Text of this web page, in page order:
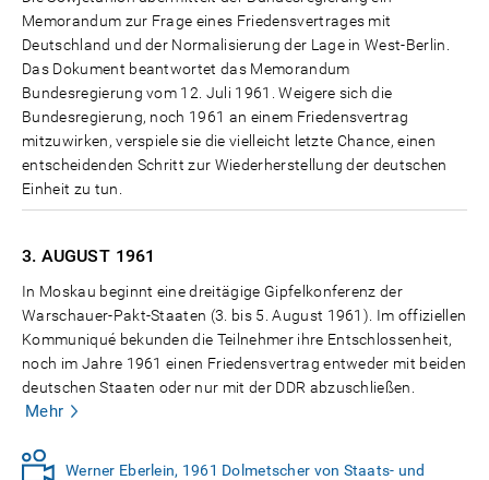
Memorandum zur Frage eines Friedensvertrages mit
Deutschland und der Normalisierung der Lage in West-Berlin.
Das Dokument beantwortet das Memorandum
Bundesregierung vom 12. Juli 1961. Weigere sich die
Bundesregierung, noch 1961 an einem Friedensvertrag
mitzuwirken, verspiele sie die vielleicht letzte Chance, einen
entscheidenden Schritt zur Wiederherstellung der deutschen
Einheit zu tun.
3. AUGUST 1961
In Moskau beginnt eine dreitägige Gipfelkonferenz der
Warschauer-Pakt-Staaten (3. bis 5. August 1961). Im offiziellen
Kommuniqué bekunden die Teilnehmer ihre Entschlossenheit,
noch im Jahre 1961 einen Friedensvertrag entweder mit beiden
deutschen Staaten oder nur mit der DDR abzuschließen.
Mehr
Werner Eberlein, 1961 Dolmetscher von Staats- und